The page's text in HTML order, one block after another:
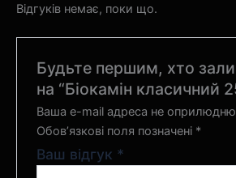
Відгуків немає, поки що.
Будьте першим, хто
на “Біокамін класичний
Ваша e-mail адреса не
Обов’язкові поля позначені *
Ваш відгук *